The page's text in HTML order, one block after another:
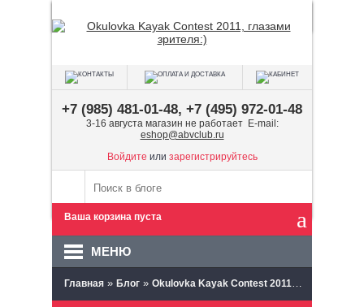
+7 (985) 481-01-48, +7 (495) 972-01-48
3-16 августа магазин не работает E-mail:
eshop@abvclub.ru
Войдите или зарегистрируйтесь
Ваша корзина пуста
МЕНЮ
Главная » Блог » Okulovka Kayak Contest 2011, глазами зрителя:)